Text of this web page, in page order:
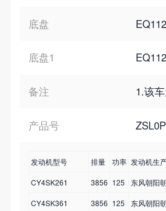
底盘
底盘1
备注 1.该
产品号
发动机型号 排量 功率 发动机生
CY4SK261
3856 125
东风朝阳
CY4SK361
3856 125
东风朝阳